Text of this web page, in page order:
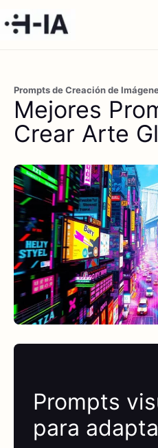
Prompts de Creación de
Mejores
Crear Arte
Prompts
para